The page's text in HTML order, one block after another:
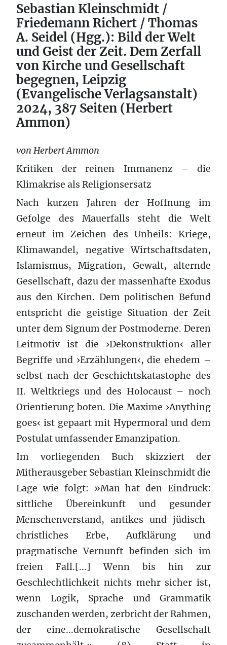
Sebastian Kleinschmidt /
Friedemann Richert / Thomas
A. Seidel (Hgg.): Bild der Welt
und Geist der Zeit. Dem Zerfall
von Kirche und Gesellschaft
begegnen, Leipzig
(Evangelische Verlagsanstalt)
2024, 387 Seiten (Herbert
Ammon)
von Herbert Ammon
Kritiken der reinen Immanenz – die
Klimakrise als Religionsersatz
Nach kurzen Jahren der Hoffnung im
Gefolge des Mauerfalls steht die Welt
erneut im Zeichen des Unheils: Kriege,
Klimawandel, negative Wirtschaftsdaten,
Islamismus, Migration, Gewalt, alternde
Gesellschaft, dazu der massenhafte Exodus
aus den Kirchen. Dem politischen Befund
entspricht die geistige Situation der Zeit
unter dem Signum der Postmoderne. Deren
Leitmotiv ist die ›Dekonstruktion‹ aller
Begriffe und ›Erzählungen‹, die ehedem –
selbst nach der Geschichtskatastophe des
II. Weltkriegs und des Holocaust – noch
Orientierung boten. Die Maxime ›Anything
goes‹ ist gepaart mit Hypermoral und dem
Postulat umfassender Emanzipation.
Im vorliegenden Buch skizziert der
Mitherausgeber Sebastian Kleinschmidt die
Lage wie folgt: »Man hat den Eindruck:
sittliche Übereinkunft und gesunder
Menschenverstand, antikes und jüdisch-
christliches Erbe, Aufklärung und
pragmatische Vernunft befinden sich im
freien Fall.[...] Wenn bis hin zur
Geschlechtlichkeit nichts mehr sicher ist,
wenn Logik, Sprache und Grammatik
zuschanden werden, zerbricht der Rahmen,
der eine...demokratische Gesellschaft